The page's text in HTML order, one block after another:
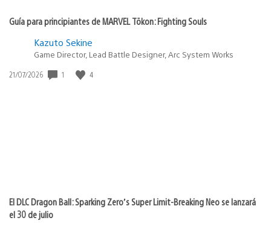
Guía para principiantes de MARVEL Tōkon: Fighting Souls
Kazuto Sekine
Game Director, Lead Battle Designer, Arc System Works
Fecha
21/07/2026 1 4
El DLC Dragon Ball: Sparking Zero’s Super Limit-Breaking Neo se lanzará
el 30 de julio